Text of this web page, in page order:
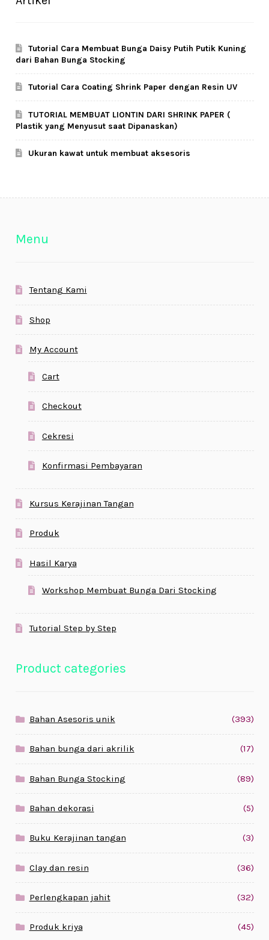
Tutorial Cara Membuat Bunga Daisy Putih Putik Kuning
dari Bahan Bunga Stocking
Tutorial Cara Coating Shrink Paper dengan Resin UV
TUTORIAL MEMBUAT LIONTIN DARI SHRINK PAPER (
Plastik yang Menyusut saat Dipanaskan)
Ukuran kawat untuk membuat aksesoris
Menu
Tentang Kami
Shop
My Account
Cart
Checkout
Cekresi
Konfirmasi Pembayaran
Kursus Kerajinan Tangan
Produk
Hasil Karya
Workshop Membuat Bunga Dari Stocking
Tutorial Step by Step
Product categories
Bahan Asesoris unik (393)
Bahan bunga dari akrilik (17)
Bahan Bunga Stocking (89)
Bahan dekorasi (5)
Buku Kerajinan tangan (3)
Clay dan resin (36)
Perlengkapan jahit (32)
Produk kriya (45)